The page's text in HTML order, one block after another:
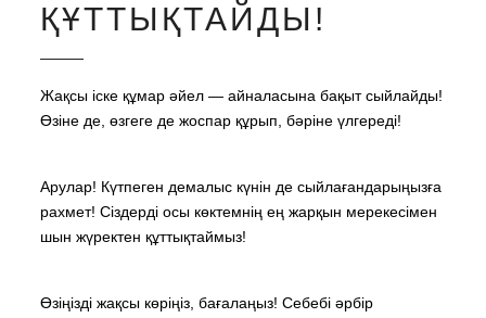
ҚҰТТЫҚТАЙДЫ!
Жақсы іске құмар әйел — айналасына бақыт сыйлайды!
Өзіне де, өзгеге де жоспар құрып, бәріне үлгереді!
Арулар! Күтпеген демалыс күнін де сыйлағандарыңызға
рахмет! Сіздерді осы көктемнің ең жарқын мерекесімен
шын жүректен құттықтаймыз!
Өзіңізді жақсы көріңіз, бағалаңыз! Себебі әрбір